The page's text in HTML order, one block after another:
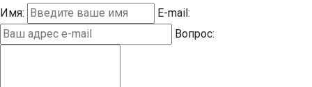
Имя:
E-mail:
Вопрос: